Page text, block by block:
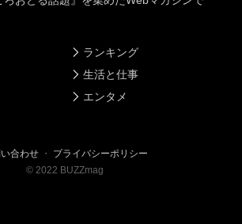
ランキング
生活と仕事
エンタメ
合わせ ・ プライバシーポリシー
© 2022 BUZZmag